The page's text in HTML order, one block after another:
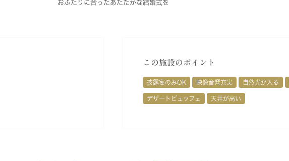
おふたりに合ったあたたかな結婚式を
この施設のポイント
披露宴のみOK 映像音響充実 自然光が入る
デザートビュッフェ 天井が高い